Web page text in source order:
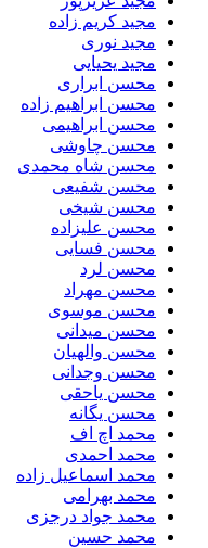
مجید کریم زاده
مجید نوری
مجید یحیایی
محسن ابراری
محسن ابراهیم زاده
محسن ابراهیمی
محسن چاوشی
محسن شاه محمدی
محسن شفیعی
محسن شیخی
محسن علیزاده
محسن فسایی
محسن لرد
محسن مهراد
محسن موسوی
محسن میدانی
محسن والهیان
محسن وجدانی
محسن یاحقی
محسن یگانه
محمد اچ اف
محمد احمدی
محمد اسماعیل زاده
محمد بهرامی
محمد جواد درجزی
محمد حسین